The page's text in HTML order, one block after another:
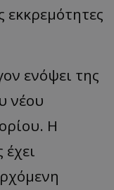
εκκρεμότητες
ενόψει της
νέου
Η